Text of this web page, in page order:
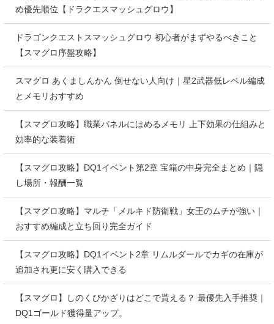
め優先順位【ドラクエスマッシュグロウ】
ドラゴンクエストスマッシュグロウ 初心者がまずやるべきこと
【スマグロ序盤攻略】
スマグロ あくましんかん 倒せない人向け｜星2武器低レベル編成
とメモリおすすめ
【スマグロ攻略】職業パネルにはめるメモリ 上下効果の仕組みと
効率的な装着術
【スマグロ攻略】DQ1イベント第2章 宝箱の中身完全まとめ｜隠
し場所・報酬一覧
【スマグロ攻略】マルチ「メルキド防衛戦」女王のムチが強い｜
おすすめ編成と立ち回り完全ガイド
【スマグロ攻略】DQ1イベント2章 リムルダールでカギの在庫が
追加され更に安く購入できる
【スマグロ】しのくびかざりはどこで貰える？ 最優先入手推奨｜
DQ1ゴールド獲得量アップ。